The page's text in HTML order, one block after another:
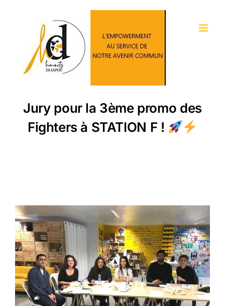
Jury pour la 3ème promo des
Fighters à STATION F !
Voir
l'image
agrandie